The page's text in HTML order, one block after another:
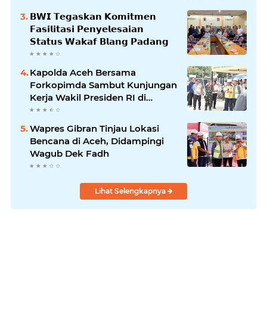
𝗕𝗪𝗜 𝗧𝗲𝗴𝗮𝘀𝗸𝗮𝗻 𝗞𝗼𝗺𝗶𝘁𝗺𝗲𝗻
𝗙𝗮𝘀𝗶𝗹𝗶𝘁𝗮𝘀𝗶 𝗣𝗲𝗻𝘆𝗲𝗹𝗲𝘀𝗮𝗶𝗮𝗻
𝗦𝘁𝗮𝘁𝘂𝘀 𝗪𝗮𝗸𝗮𝗳 𝗕𝗹𝗮𝗻𝗴 𝗣𝗮𝗱𝗮𝗻𝗴
Kapolda Aceh Bersama
Forkopimda Sambut Kunjungan
Kerja Wakil Presiden RI di
Kabupaten Bireuen
Wapres Gibran Tinjau Lokasi
Bencana di Aceh, Didampingi
Wagub Dek Fadh
Lihat Selengkapnya